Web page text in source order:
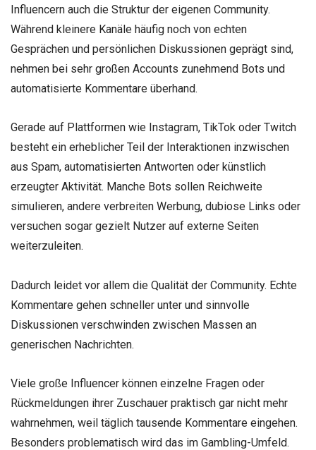
Influencern auch die Struktur der eigenen Community.
Während kleinere Kanäle häufig noch von echten
Gesprächen und persönlichen Diskussionen geprägt sind,
nehmen bei sehr großen Accounts zunehmend Bots und
automatisierte Kommentare überhand.
Gerade auf Plattformen wie Instagram, TikTok oder Twitch
besteht ein erheblicher Teil der Interaktionen inzwischen
aus Spam, automatisierten Antworten oder künstlich
erzeugter Aktivität. Manche Bots sollen Reichweite
simulieren, andere verbreiten Werbung, dubiose Links oder
versuchen sogar gezielt Nutzer auf externe Seiten
weiterzuleiten.
Dadurch leidet vor allem die Qualität der Community. Echte
Kommentare gehen schneller unter und sinnvolle
Diskussionen verschwinden zwischen Massen an
generischen Nachrichten.
Viele große Influencer können einzelne Fragen oder
Rückmeldungen ihrer Zuschauer praktisch gar nicht mehr
wahrnehmen, weil täglich tausende Kommentare eingehen.
Besonders problematisch wird das im Gambling-Umfeld.